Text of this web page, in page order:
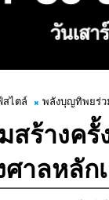
สไตล์ พลังบุญทิพยร่ว
ร้างครั้
าลหลัก